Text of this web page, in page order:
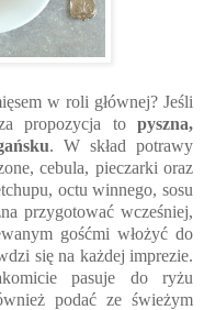
w roli głównej? Jeśli
propozycja to pyszna,
. W skład potrawy
cebula, pieczarki oraz
octu winnego, sosu
przygotować wcześniej,
gośćmi włożyć do
się na każdej imprezie.
pasuje do ryżu
podać ze świeżym